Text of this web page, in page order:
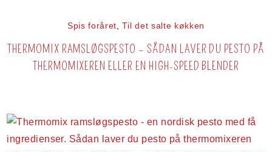
Spis foråret ,Til det salte køkken
THERMOMIX RAMSLØGSPESTO – SÅDAN LAVER DU PESTO PÅ
THERMOMIXEREN ELLER EN HIGH-SPEED BLENDER